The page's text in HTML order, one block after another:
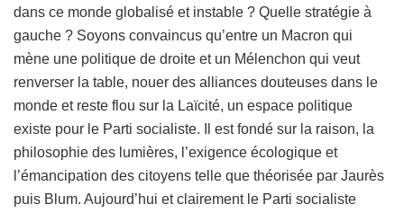
dans ce monde globalisé et instable ? Quelle stratégie à
gauche ? Soyons convaincus qu’entre un Macron qui
mène une politique de droite et un Mélenchon qui veut
renverser la table, nouer des alliances douteuses dans le
monde et reste flou sur la Laïcité, un espace politique
existe pour le Parti socialiste. Il est fondé sur la raison, la
philosophie des lumières, l’exigence écologique et
l’émancipation des citoyens telle que théorisée par Jaurès
puis Blum. Aujourd’hui et clairement le Parti socialiste